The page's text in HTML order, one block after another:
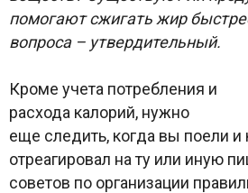
помогают сжигать жир
вопроса – утвердительный.
Кроме учета потребления и
расхода калорий, нужно
еще следить, когда вы поели и
отреагировал на ту или иную
советов по организации